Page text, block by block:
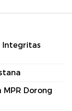
Integritas
MPR Dorong